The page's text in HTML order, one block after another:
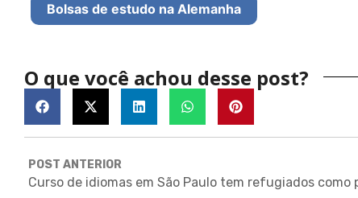
Bolsas de estudo na Alemanha
O que você achou desse post?
POST ANTERIOR